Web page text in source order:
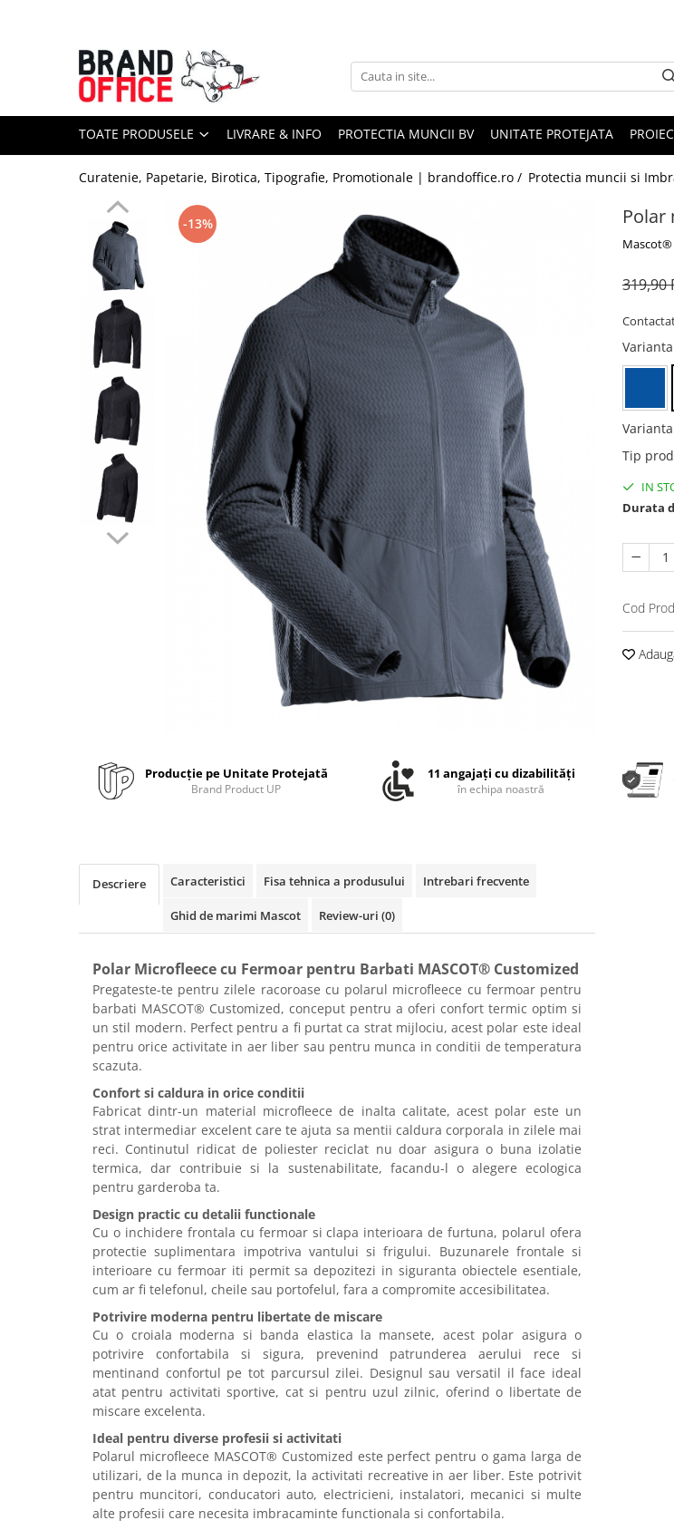
Toate Produsele
Unitate Protejata - PRODUCTIE
Hartie copiator si produse
Formulare tipizate
Saci menajeri (Unitate Protejata)
Agende, calendare si organizatoare
Agende personalizabile
Organizatoare business
Birotica si papetarie
Hartie si articole din hartie
Bibliorafturi, caiete mecanice,
Capsatoare, capse si perforatoare
Caiete si blocnotesuri
Dosare, folii protectie si mape
Accesorii diverse pentru birou
Instrumente de scris eco
Creioane mecanice si grafit
Textmarkere
Markere diverse
Carioci si creioane colorate
Rezerve instrumente scris
Tavite documente si suporturi
Ascutitori, radiere, agrafe
Foarfece pentru birou
Curatenie si igiena
Produse Antibacteriene
Articole pentru baie
Articole pentru bucatarie
Maturi, mopuri si galeti
Hartie igienica, prosoape hartie si
Articole pentru rufe, casa,
geamuri, mobila
Articole pentru birou, suprafete,
Intretinere si odorizante masina
Saci de gunoi
Accesorii pentru curatenie
Tipografie si stampile
Caiete si blocnotesuri
personalizate
Stampile, tusiere si tus
TOATE PRODUSELE LIVRARE & INFO PROTECTIA MUNCII BV UNITATE PROTEJATA
Curatenie, Papetarie, Birotica, Tipografie, Promotionale | brandoffice.ro / Protectia muncii si
Polar
Mascot®
-13%
319,90
Tip
IN
Durata
Cod
Producție pe Unitate Protejată
Brand Product UP
11 angajați cu dizabilități
în echipa noastră
Descriere Caracteristici Fisa tehnica a produsului Intrebari frecvente
Ghid de marimi Mascot Review-uri (0)
Polar Microfleece cu Fermoar pentru Barbati MASCOT® Customized
Pregateste-te pentru zilele racoroase cu polarul microfleece cu fermoar pentru
barbati MASCOT® Customized, conceput pentru a oferi confort termic optim si
un stil modern. Perfect pentru a fi purtat ca strat mijlociu, acest polar este ideal
pentru orice activitate in aer liber sau pentru munca in conditii de temperatura
scazuta.
Confort si caldura in orice conditii
Fabricat dintr-un material microfleece de inalta calitate, acest polar este un
strat intermediar excelent care te ajuta sa mentii caldura corporala in zilele mai
reci. Continutul ridicat de poliester reciclat nu doar asigura o buna izolatie
termica, dar contribuie si la sustenabilitate, facandu-l o alegere ecologica
pentru garderoba ta.
Design practic cu detalii functionale
Cu o inchidere frontala cu fermoar si clapa interioara de furtuna, polarul ofera
protectie suplimentara impotriva vantului si frigului. Buzunarele frontale si
interioare cu fermoar iti permit sa depozitezi in siguranta obiectele esentiale,
cum ar fi telefonul, cheile sau portofelul, fara a compromite accesibilitatea.
Potrivire moderna pentru libertate de miscare
Cu o croiala moderna si banda elastica la mansete, acest polar asigura o
potrivire confortabila si sigura, prevenind patrunderea aerului rece si
mentinand confortul pe tot parcursul zilei. Designul sau versatil il face ideal
atat pentru activitati sportive, cat si pentru uzul zilnic, oferind o libertate de
miscare excelenta.
Ideal pentru diverse profesii si activitati
Polarul microfleece MASCOT® Customized este perfect pentru o gama larga de
utilizari, de la munca in depozit, la activitati recreative in aer liber. Este potrivit
pentru muncitori, conducatori auto, electricieni, instalatori, mecanici si multe
alte profesii care necesita imbracaminte functionala si confortabila.